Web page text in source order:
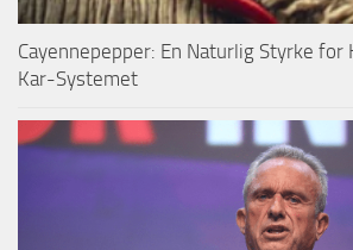
Cayennepepper: En Naturlig Styrke
Kar-Systemet